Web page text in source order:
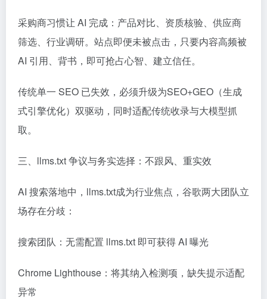
采购商习惯让 AI 完成：产品对比、资质核验、供应商
筛选、行业调研。站点即便未被点击，只要内容高频被
AI 引用、背书，即可抢占心智、建立信任。
传统单一 SEO 已失效，必须升级为SEO+GEO（生成
式引擎优化）双驱动，同时适配传统收录与大模型抓
取。
三、llms.txt 争议与务实选择：不跟风、重实效
AI 搜索落地中，llms.txt成为行业焦点，谷歌两大团队立
场存在分歧：
搜索团队：无需配置 llms.txt 即可获得 AI 曝光
Chrome Lighthouse：将其纳入检测项，缺失提示适配
异常